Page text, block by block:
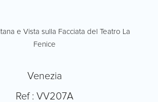
e Vista sulla Facciata del Teatro La
Fenice
Venezia
Ref : VV207A